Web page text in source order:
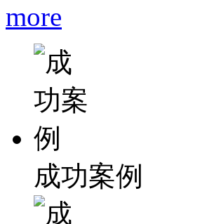
more
成功案例